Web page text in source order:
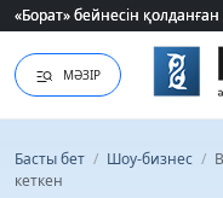
«Борат» бейнесін
«Борат» бейнесін
МӘЗІР
Басты бет / Шоу-бизнес /
кеткен